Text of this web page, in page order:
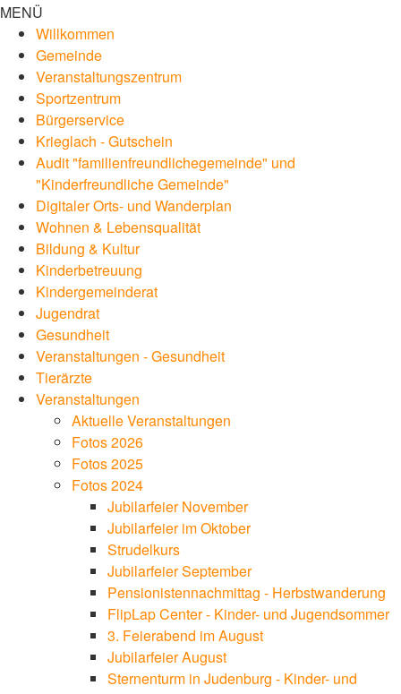
MENÜ
Willkommen
Gemeinde
Veranstaltungszentrum
Sportzentrum
Bürgerservice
Krieglach - Gutschein
Audit "familienfreundlichegemeinde" und
"Kinderfreundliche Gemeinde"
Digitaler Orts- und Wanderplan
Wohnen & Lebensqualität
Bildung & Kultur
Kinderbetreuung
Kindergemeinderat
Jugendrat
Gesundheit
Veranstaltungen - Gesundheit
Tierärzte
Veranstaltungen
Aktuelle Veranstaltungen
Fotos 2026
Fotos 2025
Fotos 2024
Jubilarfeier November
Jubilarfeier im Oktober
Strudelkurs
Jubilarfeier September
Pensionistennachmittag - Herbstwanderung
FlipLap Center - Kinder- und Jugendsommer
3. Feierabend im August
Jubilarfeier August
Sternenturm in Judenburg - Kinder- und